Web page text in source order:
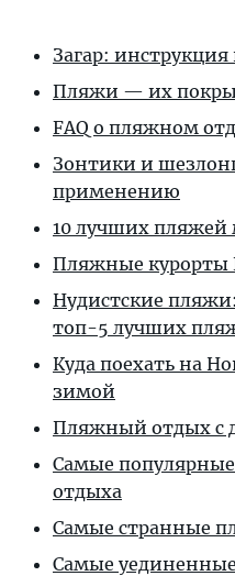
Загар:
Пляжи — их
FAQ о пляжном
Зонтики и
применению
10 лучших пляжей
Пляжные курорты
Нудистские
топ-5 лучших
Куда поехать на
зимой
Пляжный отдых с
Самые
отдыха
Самые странные
Самые